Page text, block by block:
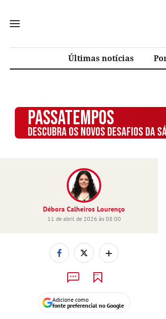
Últimas notícias
PASSATEMPOS
DESCUBRA OS NOVOS DESAFIOS DA
Débora Calheiros Lourenço
11 de abril de 2026 às 08:00
+
Adicione como
fonte preferencial no Google